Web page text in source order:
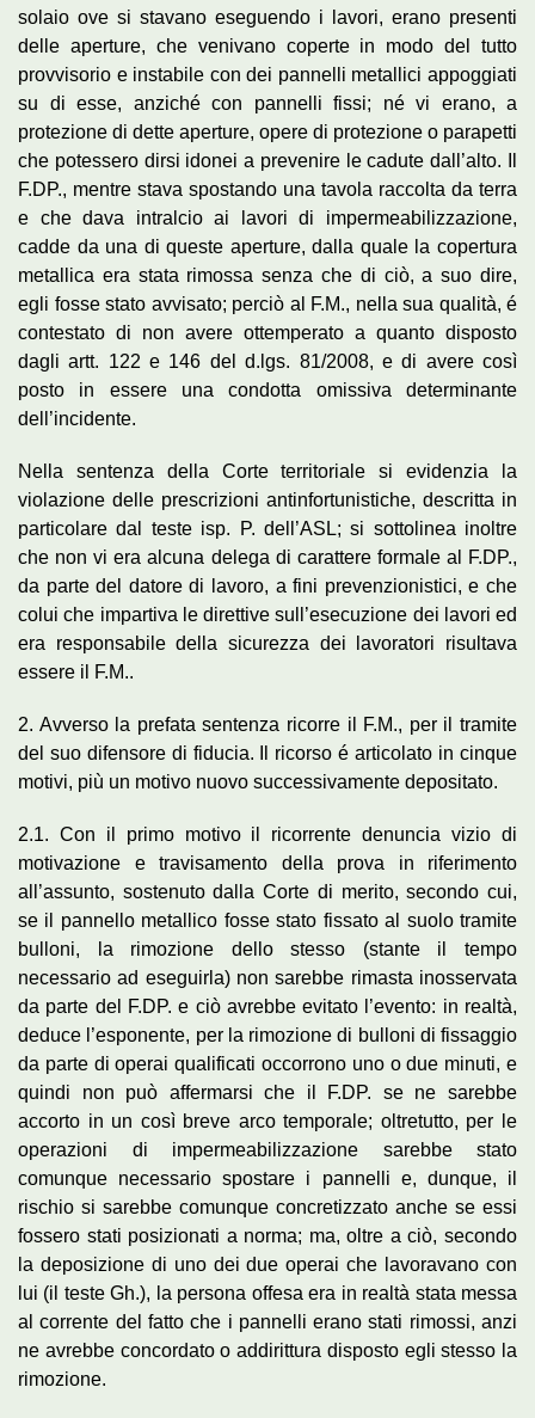
solaio ove si stavano eseguendo i lavori, erano presenti
delle aperture, che venivano coperte in modo del tutto
provvisorio e instabile con dei pannelli metallici appoggiati
su di esse, anziché con pannelli fissi; né vi erano, a
protezione di dette aperture, opere di protezione o parapetti
che potessero dirsi idonei a prevenire le cadute dall’alto. Il
F.DP., mentre stava spostando una tavola raccolta da terra
e che dava intralcio ai lavori di impermeabilizzazione,
cadde da una di queste aperture, dalla quale la copertura
metallica era stata rimossa senza che di ciò, a suo dire,
egli fosse stato avvisato; perciò al F.M., nella sua qualità, é
contestato di non avere ottemperato a quanto disposto
dagli artt. 122 e 146 del d.lgs. 81/2008, e di avere così
posto in essere una condotta omissiva determinante
dell’incidente.
Nella sentenza della Corte territoriale si evidenzia la
violazione delle prescrizioni antinfortunistiche, descritta in
particolare dal teste isp. P. dell’ASL; si sottolinea inoltre
che non vi era alcuna delega di carattere formale al F.DP.,
da parte del datore di lavoro, a fini prevenzionistici, e che
colui che impartiva le direttive sull’esecuzione dei lavori ed
era responsabile della sicurezza dei lavoratori risultava
essere il F.M..
2. Avverso la prefata sentenza ricorre il F.M., per il tramite
del suo difensore di fiducia. Il ricorso é articolato in cinque
motivi, più un motivo nuovo successivamente depositato.
2.1. Con il primo motivo il ricorrente denuncia vizio di
motivazione e travisamento della prova in riferimento
all’assunto, sostenuto dalla Corte di merito, secondo cui,
se il pannello metallico fosse stato fissato al suolo tramite
bulloni, la rimozione dello stesso (stante il tempo
necessario ad eseguirla) non sarebbe rimasta inosservata
da parte del F.DP. e ciò avrebbe evitato l’evento: in realtà,
deduce l’esponente, per la rimozione di bulloni di fissaggio
da parte di operai qualificati occorrono uno o due minuti, e
quindi non può affermarsi che il F.DP. se ne sarebbe
accorto in un così breve arco temporale; oltretutto, per le
operazioni di impermeabilizzazione sarebbe stato
comunque necessario spostare i pannelli e, dunque, il
rischio si sarebbe comunque concretizzato anche se essi
fossero stati posizionati a norma; ma, oltre a ciò, secondo
la deposizione di uno dei due operai che lavoravano con
lui (il teste Gh.), la persona offesa era in realtà stata messa
al corrente del fatto che i pannelli erano stati rimossi, anzi
ne avrebbe concordato o addirittura disposto egli stesso la
rimozione.